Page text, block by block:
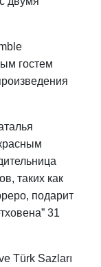
гостем
таких как
подарит
31
Türk Sazları